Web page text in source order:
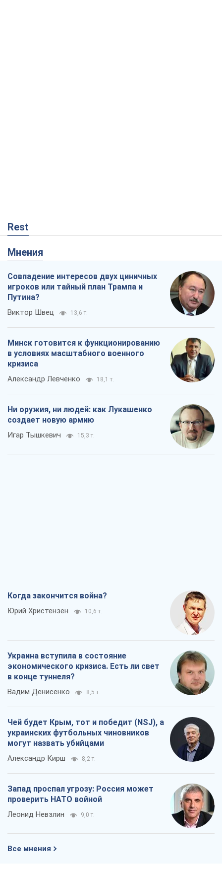
Rest
Мнения
Совпадение интересов двух циничных
игроков или тайный план Трампа и
Путина?
Виктор Швец 13,6 т.
Минск готовится к функционированию
в условиях масштабного военного
кризиса
Александр Левченко 18,1 т.
Ни оружия, ни людей: как Лукашенко
создает новую армию
Игар Тышкевич 15,3 т.
Когда закончится война?
Юрий Христензен 10,6 т.
Украина вступила в состояние
экономического кризиса. Есть ли свет
в конце туннеля?
Вадим Денисенко 8,5 т.
Чей будет Крым, тот и победит (NSJ), а
украинских футбольных чиновников
могут назвать убийцами
Александр Кирш 8,2 т.
Запад проспал угрозу: Россия может
проверить НАТО войной
Леонид Невзлин 9,0 т.
Все мнения